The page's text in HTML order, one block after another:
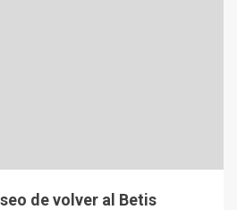
de volver al Betis